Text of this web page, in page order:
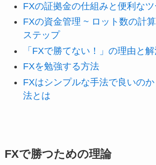
FXの証拠金の仕組みと便利な
FXの資金管理 ~ ロット数の計
ステップ
「FXで勝てない！」の理由と
FXを勉強する方法
FXはシンプルな手法で良いの
法とは
FXで勝つための理論